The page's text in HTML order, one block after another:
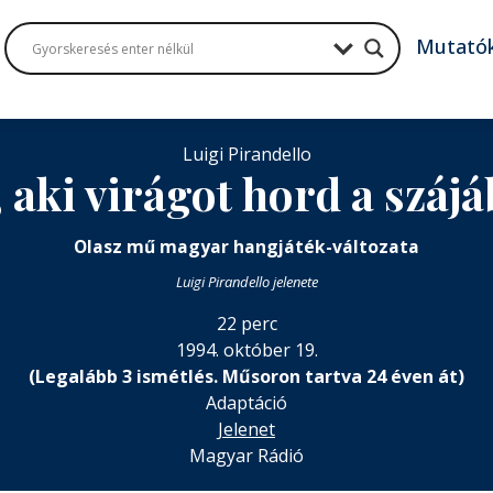
Luigi Pirandello
virágot hord a
Olasz mű magyar hangjáték-változata
Luigi Pirandello jelenete
22 perc
1994. október 19.
(Legalább 3 ismétlés. Műsoron tartva 24 éven át)
Adaptáció
Jelenet
Magyar Rádió